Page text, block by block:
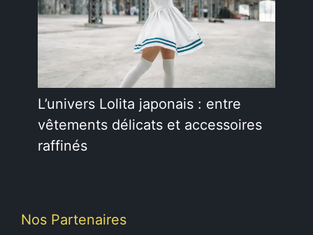
L’univers Lolita japonais : entre
vêtements délicats et accessoires
raffinés
Nos Partenaires